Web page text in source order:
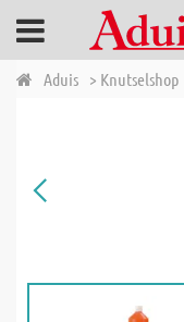
Aduis > Knutselshop